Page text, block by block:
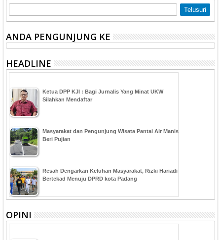
ANDA PENGUNJUNG KE
HEADLINE
Ketua DPP KJI : Bagi Jurnalis Yang Minat UKW
Silahkan Mendaftar
Masyarakat dan Pengunjung Wisata Pantai Air Manis
Beri Pujian
Resah Dengarkan Keluhan Masyarakat, Rizki Hariadi
Bertekad Menuju DPRD kota Padang
OPINI